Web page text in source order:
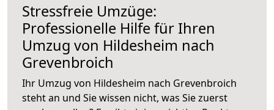
Stressfreie Umzüge:
Professionelle Hilfe für Ihren
Umzug von Hildesheim nach
Grevenbroich
Ihr Umzug von Hildesheim nach Grevenbroich
steht an und Sie wissen nicht, was Sie zuerst